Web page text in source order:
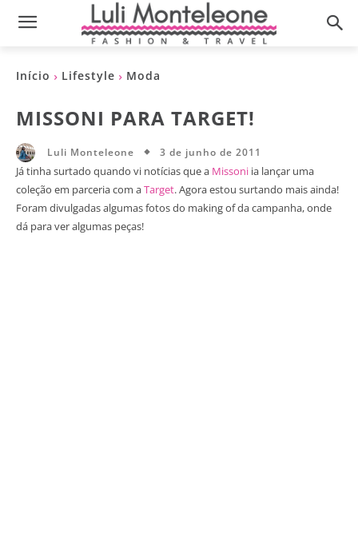
Início Lifestyle Moda
MISSONI PARA TARGET!
Luli Monteleone 3 de junho de 2011
Já tinha surtado quando vi notícias que a Missoni ia lançar uma
coleção em parceria com aTarget. Agora estou surtando mais ainda!
Foram divulgadas algumas fotos do making of da campanha, onde
dá para ver algumas peças!